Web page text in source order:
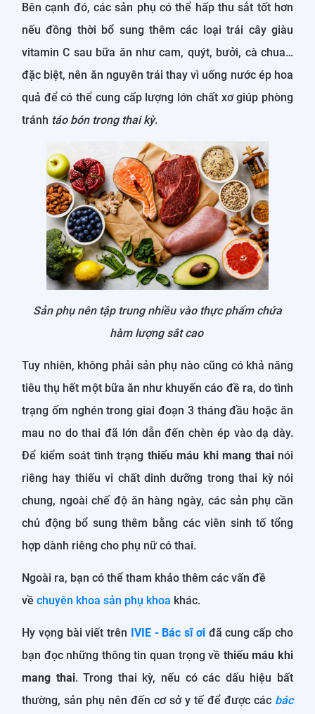
Bên cạnh đó, các sản phụ có thể hấp thu sắt tốt hơn
nếu đồng thời bổ sung thêm các loại trái cây giàu
vitamin C sau bữa ăn như cam, quýt, bưởi, cà chua…
đặc biệt, nên ăn nguyên trái thay vì uống nước ép hoa
quả để có thể cung cấp lượng lớn chất xơ giúp phòng
tránh táo bón trong thai kỳ.
Sản phụ nên tập trung nhiều vào thực phẩm chứa
hàm lượng sắt cao
Tuy nhiên, không phải sản phụ nào cũng có khả năng
tiêu thụ hết một bữa ăn như khuyến cáo đề ra, do tình
trạng ốm nghén trong giai đoạn 3 tháng đầu hoặc ăn
mau no do thai đã lớn dẫn đến chèn ép vào dạ dày.
Để kiểm soát tình trạng thiếu máu khi mang thainói
riêng hay thiếu vi chất dinh dưỡng trong thai kỳ nói
chung, ngoài chế độ ăn hàng ngày, các sản phụ cần
chủ động bổ sung thêm bằng các viên sinh tố tổng
hợp dành riêng cho phụ nữ có thai.
Ngoài ra, bạn có thể tham khảo thêm các vấn đề
về chuyên khoa sản phụ khoa khác.
Hy vọng bài viết trên IVIE - Bác sĩ ơiđã cung cấp cho
bạn đọc những thông tin quan trọng về thiếu máu khi
mang thai. Trong thai kỳ, nếu có các dấu hiệu bất
thường, sản phụ nên đến cơ sở y tế để được các bác